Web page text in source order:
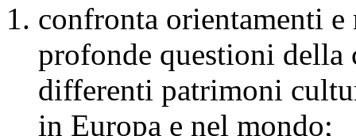
confronta orientamenti e
profonde questioni della
differenti patrimoni
in Europa e nel mondo;